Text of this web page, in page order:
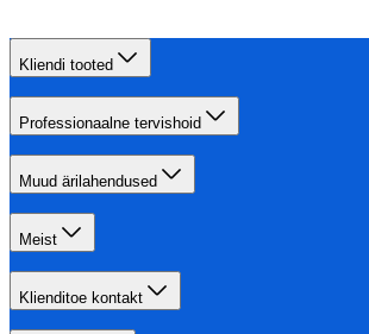
Kliendi tooted
Professionaalne tervishoid
Muud ärilahendused
Meist
Klienditoe kontakt